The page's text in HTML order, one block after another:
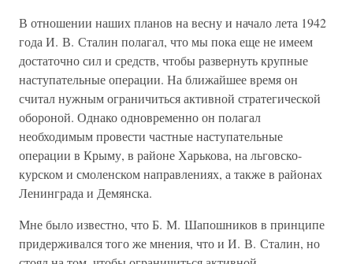
В отношении наших планов на весну и начало лета 1942
года И. В. Сталин полагал, что мы пока еще не имеем
достаточно сил и средств, чтобы развернуть крупные
наступательные операции. На ближайшее время он
считал нужным ограничиться активной стратегической
обороной. Однако одновременно он полагал
необходимым провести частные наступательные
операции в Крыму, в районе Харькова, на льговско-
курском и смоленском направлениях, а также в районах
Ленинграда и Демянска.
Мне было известно, что Б. М. Шапошников в принципе
придерживался того же мнения, что и И. В. Сталин, но